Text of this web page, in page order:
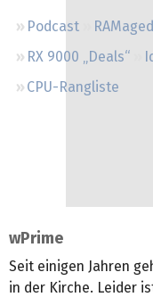
Podcast
RX 9000 „Deals“
CPU-Rangliste
wPrime
Seit einigen Jahren
in der Kirche. Leider